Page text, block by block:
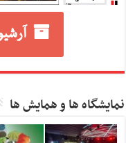
نمایشگاه ها و همایش ها